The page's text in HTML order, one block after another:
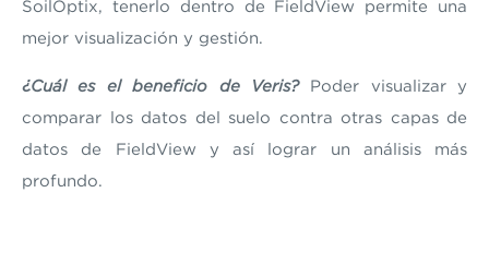
SoilOptix, tenerlo dentro de FieldView permite una
mejor visualización y gestión.
¿Cuál es el beneficio de Veris?Poder visualizar y
comparar los datos del suelo contra otras capas de
datos de FieldView y así lograr un análisis más
profundo.